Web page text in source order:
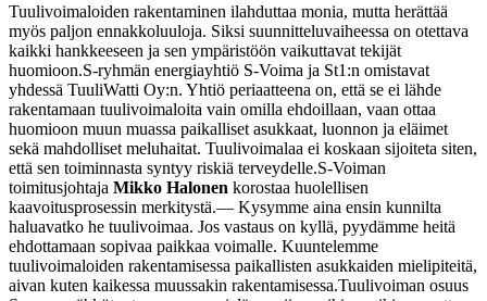
Tuulivoimaloiden rakentaminen ilahduttaa monia, mutta herättää
myös paljon ennakkoluuloja. Siksi suunnitteluvaiheessa on otettava
kaikki hankkeeseen ja sen ympäristöön vaikuttavat tekijät
huomioon.S-ryhmän energiayhtiö S-Voima ja St1:n omistavat
yhdessä TuuliWatti Oy:n. Yhtiö periaatteena on, että se ei lähde
rakentamaan tuulivoimaloita vain omilla ehdoillaan, vaan ottaa
huomioon muun muassa paikalliset asukkaat, luonnon ja eläimet
sekä mahdolliset meluhaitat. Tuulivoimalaa ei koskaan sijoiteta siten,
että sen toiminnasta syntyy riskiä terveydelle.S-Voiman
toimitusjohtaja Mikko Halonen korostaa huolellisen
kaavoitusprosessin merkitystä.— Kysymme aina ensin kunnilta
haluavatko he tuulivoimaa. Jos vastaus on kyllä, pyydämme heitä
ehdottamaan sopivaa paikkaa voimalle. Kuuntelemme
tuulivoimaloiden rakentamisessa paikallisten asukkaiden mielipiteitä,
aivan kuten kaikessa muussakin rakentamisessa.Tuulivoiman osuus